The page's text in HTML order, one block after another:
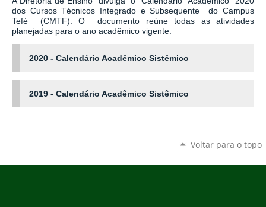
dos Cursos Técnicos Integrado e Subsequente do Campus
Tefé (CMTF). O documento reúne todas as atividades
planejadas para o ano acadêmico vigente.
2020 - Calendário Acadêmico Sistêmico
2019 - Calendário Acadêmico Sistêmico
Voltar para o topo